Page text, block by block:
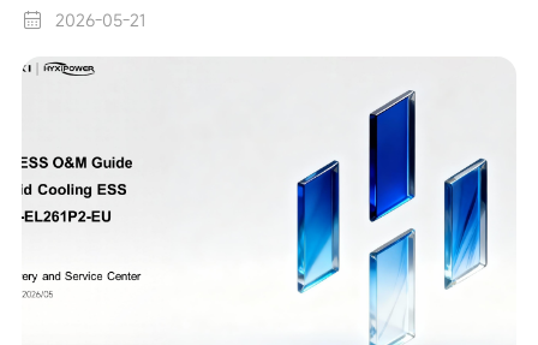
2026-05-21